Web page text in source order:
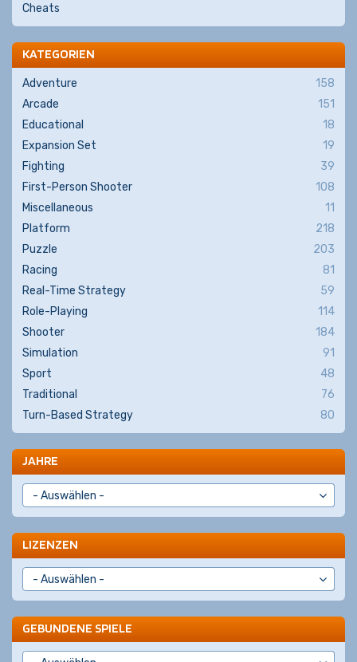
Cheats
KATEGORIEN
Adventure
158
Arcade
151
Educational
18
Expansion Set
19
Fighting
39
First-Person Shooter
108
Miscellaneous
11
Platform
218
Puzzle
203
Racing
81
Real-Time Strategy
59
Role-Playing
114
Shooter
184
Simulation
91
Sport
48
Traditional
76
Turn-Based Strategy
80
JAHRE
LIZENZEN
GEBUNDENE SPIELE